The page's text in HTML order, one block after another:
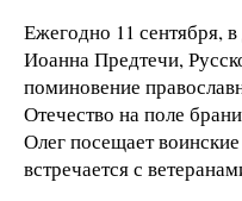
Ежегодно 11 сентября,
Иоанна Предтечи,
поминовение
Отечество на поле
Олег посещает
встречается с